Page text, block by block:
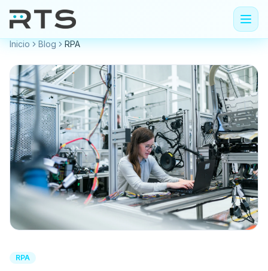
Inicio Blog RPA
RPA